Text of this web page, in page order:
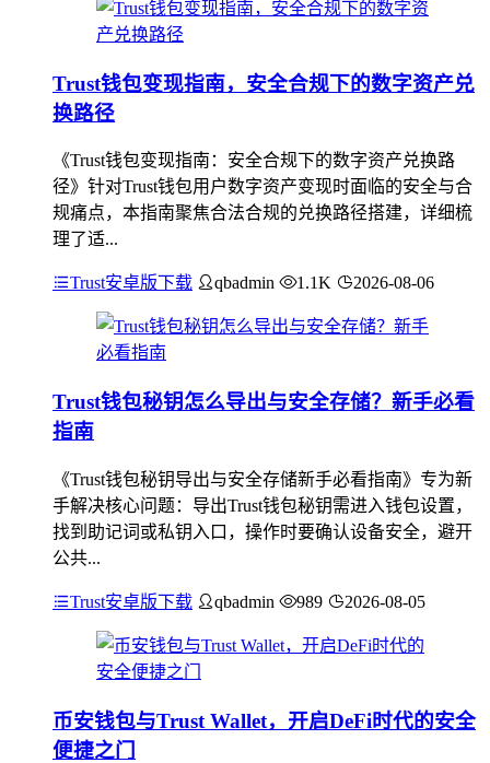
Trust钱包变现指南，安全合规下的数字资产兑
换路径
《Trust钱包变现指南：安全合规下的数字资产兑换路
径》针对Trust钱包用户数字资产变现时面临的安全与合
规痛点，本指南聚焦合法合规的兑换路径搭建，详细梳
理了适...
Trust安卓版下载 qbadmin 1.1K 2026-08-06
Trust钱包秘钥怎么导出与安全存储？新手必看
指南
《Trust钱包秘钥导出与安全存储新手必看指南》专为新
手解决核心问题：导出Trust钱包秘钥需进入钱包设置，
找到助记词或私钥入口，操作时要确认设备安全，避开
公共...
Trust安卓版下载 qbadmin 989 2026-08-05
币安钱包与Trust Wallet，开启DeFi时代的安全
便捷之门